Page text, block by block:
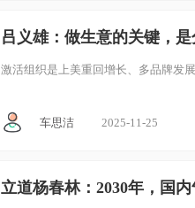
吕义雄：做生意的关键，
激活组织是上美重回增长、多品牌发
车思洁 2025-11-25
立道杨春林：2030年，国